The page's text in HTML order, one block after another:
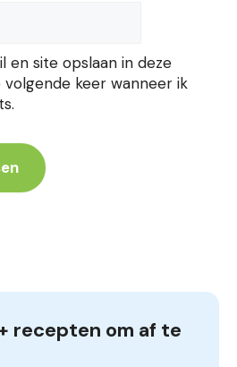
en site opslaan in deze
keer wanneer ik
recepten om af te